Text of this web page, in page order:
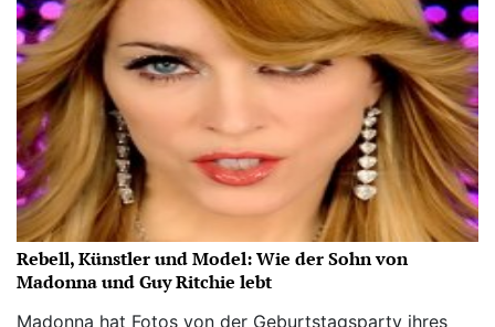
Rebell, Künstler und Model: Wie der Sohn von
Madonna und Guy Ritchie lebt
Madonna hat Fotos von der Geburtstagsparty ihres